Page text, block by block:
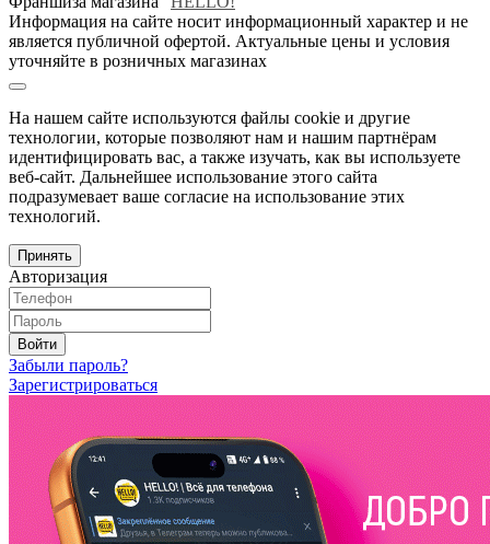
Информация на сайте носит информационный характер и не
является публичной офертой. Актуальные цены и условия
уточняйте в розничных магазинах
На нашем сайте используются файлы cookie и другие
технологии, которые позволяют нам и нашим партнёрам
идентифицировать вас, а также изучать, как вы используете
веб-сайт. Дальнейшее использование этого сайта
подразумевает ваше согласие на использование этих
технологий.
Принять
Авторизация
Войти
Забыли пароль?
Зарегистрироваться